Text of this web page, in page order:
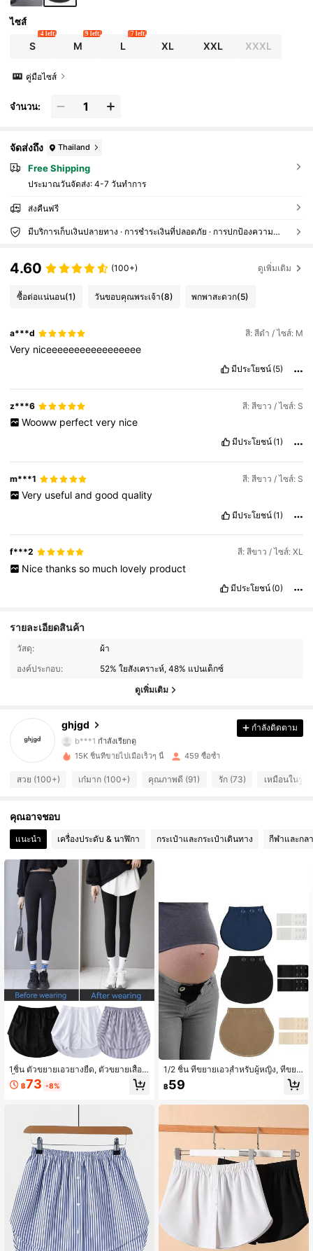
ไซส์
S
4 left
M
9 left
L
7 left
XL XXL XXXL
คู่มือไซส์
จำนวน:
จัดส่งถึง Thailand
Free Shipping
ประมาณวันจัดส่ง: 4-7 วันทำการ
ส่งคืนฟรี
มีบริการเก็บเงินปลายทาง · การชำระเงินที่ปลอดภัย · การปกป้องความเป็นส่วนตัว
4.60 (100+) ดูเพิ่มเติม
ซื้อต่อแน่นอน(1) วันขอบคุณพระเจ้า(8) พกพาสะดวก(5)
a***d สี: สีดำ / ไซส์: M
Very niceeeeeeeeeeeeeeeee
มีประโยชน์ (5)
z***6 สี: สีขาว / ไซส์: S
Wooww perfect very nice
มีประโยชน์ (1)
m***1 สี: สีขาว / ไซส์: S
Very useful and good quality
มีประโยชน์ (1)
f***2 สี: สีขาว / ไซส์: XL
Nice thanks so much lovely product
มีประโยชน์ (0)
รายละเอียดสินค้า
วัสดุ:
ผ้า
องค์ประกอบ:
52% ใยสังเคราะห์, 48% แปนเด็กซ์
ดูเพิ่มเติม
ghjgd
158 ผู้ติดตาม
158 ผู้ติดตาม
4.68
b***1 กำลังเรียกดู
4.68
158 ผู้ติดตาม
4.68 158 ผู้ติดตาม
4.68 158 ผู้ติดตาม
158 ผู้ติดตาม
158 ผู้ติดตาม
4.68 158 ผู้ติดตาม
กำลังติดตาม
15K ชิ้นที่ขายไปเมื่อเร็วๆ นี้ 459 ซื้อซ้ำ
สวย (100+) เก๋มาก (100+) คุณภาพดี (91) รัก (73) เหมือนในรูป
คุณอาจชอบ
แนะนำ เครื่องประดับ & นาฬิกา กระเป๋าและกระเป๋าเดินทาง กีฬาและกล
1ชิ้น ตัวขยายเอวยางยืด, ตัวขยายเสื้อเ
ชิ้ตสำหรับผู้หญิง, ตัวขยายชายกระโปรง
ปลอมแบบปรับได้
฿73 -8%
1/2 ชิ้น ที่ขยายเอวสำหรับผู้หญิง, ที่ขยา
ยขอบเอวยางยืด, ที่ขยายเอวผ้าสีดำแบ
บปรับได้พร้อมกระดุม, เหมาะสำหรับกา
฿59